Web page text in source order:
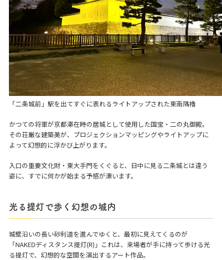
「二条城前」駅を出てすぐに表れるライトアップされた東南隅櫓
かつての将軍が京都滞在時の居城として使用した国宝・二の丸御殿。
その荘厳な建築美が、プロジェクションマッピングやライトアップに
よって幻想的に浮かび上がります。
入口の重要文化財・東大手門をくぐると、日中に見る二条城とは違う
姿に、すでに何かが始まる予感が漂います。
光る提灯で歩く幻想の城内
城壁沿いの長い砂利道を進んでゆくと、最初に見えてくるのが
「NAKEDディスタンス提灯(R)」これは、来場者が手に持って歩ける光
る提灯で、幻想的な空間を演出するアート作品。